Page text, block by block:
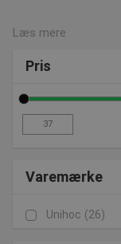
sæt og bolde.
Du kan også læse
Læs mere
Pris
Varemærke
Unihoc (26)